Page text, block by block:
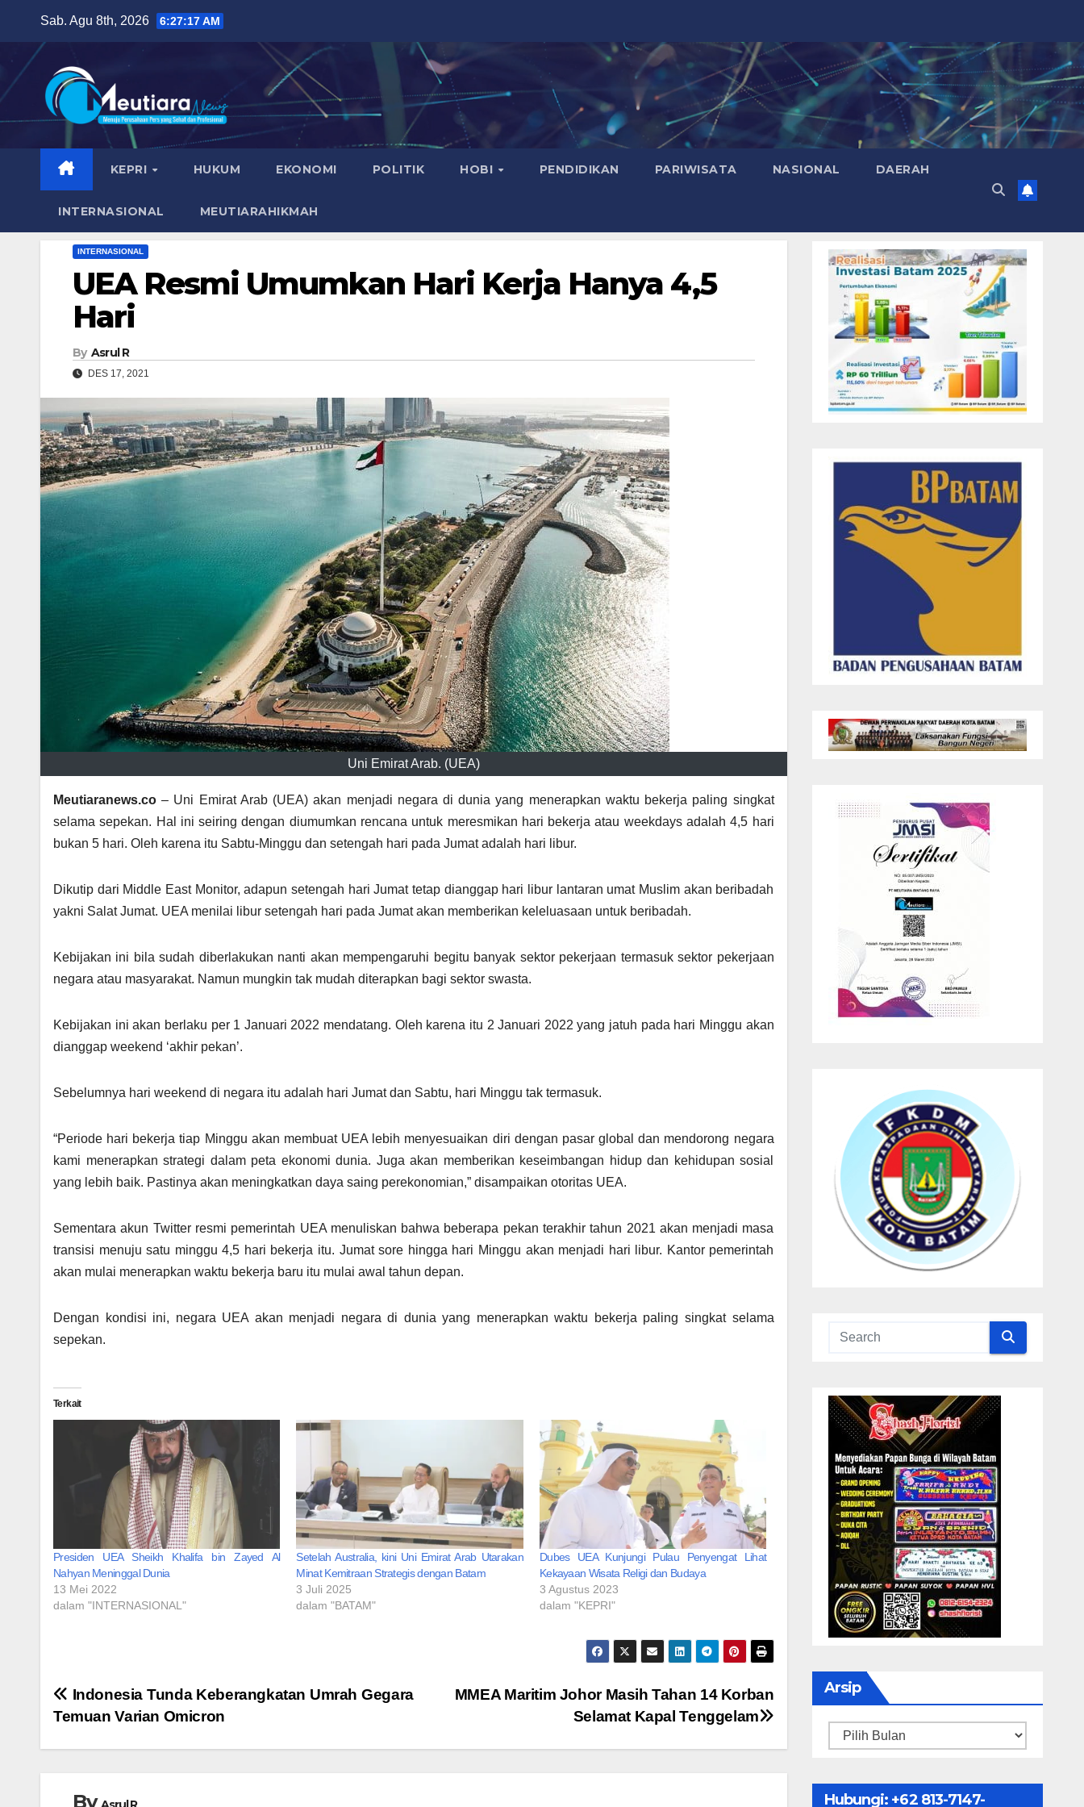
content
Sab. Agu 8th, 2026 6:27:19 AM
KEPRI HUKUM EKONOMI POLITIK HOBI PENDIDIKAN PARIWISATA NASIONAL DAERAH
INTERNASIONAL MEUTIARAHIKMAH
INTERNASIONAL
UEA Resmi Umumkan Hari Kerja Hanya 4,5
Hari
By Asrul R
DES 17, 2021
Uni Emirat Arab. (UEA)
Meutiaranews.co– Uni Emirat Arab (UEA) akan menjadi negara di dunia yang menerapkan waktu bekerja paling singkat
selama sepekan. Hal ini seiring dengan diumumkan rencana untuk meresmikan hari bekerja atau weekdays adalah 4,5 hari
bukan 5 hari. Oleh karena itu Sabtu-Minggu dan setengah hari pada Jumat adalah hari libur.
Dikutip dari Middle East Monitor, adapun setengah hari Jumat tetap dianggap hari libur lantaran umat Muslim akan beribadah
yakni Salat Jumat. UEA menilai libur setengah hari pada Jumat akan memberikan keleluasaan untuk beribadah.
Kebijakan ini bila sudah diberlakukan nanti akan mempengaruhi begitu banyak sektor pekerjaan termasuk sektor pekerjaan
negara atau masyarakat. Namun mungkin tak mudah diterapkan bagi sektor swasta.
Kebijakan ini akan berlaku per 1 Januari 2022 mendatang. Oleh karena itu 2 Januari 2022 yang jatuh pada hari Minggu akan
dianggap weekend ‘akhir pekan’.
Sebelumnya hari weekend di negara itu adalah hari Jumat dan Sabtu, hari Minggu tak termasuk.
“Periode hari bekerja tiap Minggu akan membuat UEA lebih menyesuaikan diri dengan pasar global dan mendorong negara
kami menerapkan strategi dalam peta ekonomi dunia. Juga akan memberikan keseimbangan hidup dan kehidupan sosial
yang lebih baik. Pastinya akan meningkatkan daya saing perekonomian,” disampaikan otoritas UEA.
Sementara akun Twitter resmi pemerintah UEA menuliskan bahwa beberapa pekan terakhir tahun 2021 akan menjadi masa
transisi menuju satu minggu 4,5 hari bekerja itu. Jumat sore hingga hari Minggu akan menjadi hari libur. Kantor pemerintah
akan mulai menerapkan waktu bekerja baru itu mulai awal tahun depan.
Dengan kondisi ini, negara UEA akan menjadi negara di dunia yang menerapkan waktu bekerja paling singkat selama
sepekan.
Terkait
Presiden UEA Sheikh Khalifa bin Zayed Al
Nahyan Meninggal Dunia
13 Mei 2022
dalam "INTERNASIONAL"
Setelah Australia, kini Uni Emirat Arab Utarakan
Minat Kemitraan Strategis dengan Batam
3 Juli 2025
dalam "BATAM"
Dubes UEA Kunjungi Pulau Penyengat Lihat
Kekayaan Wisata Religi dan Budaya
3 Agustus 2023
dalam "KEPRI"
Navigasi
MMEA Maritim Johor Masih Tahan 14 Korban
Selamat Kapal Tenggelam
Indonesia Tunda Keberangkatan Umrah Gegara
Temuan Varian Omicron
By
Arsip
Arsip
Hubungi: ‪+62 813-7147-